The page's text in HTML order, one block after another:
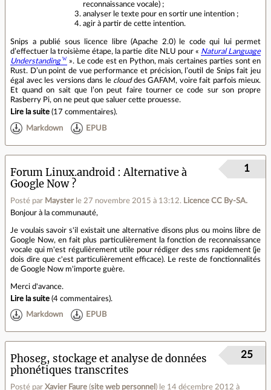
reconnaissance vocale) ;
analyser le texte pour en sortir une intention ;
agir à partir de cette intention.
Snips a publié sous licence libre (Apache 2.0) le code qui lui permet
d’effectuer la troisième étape, la partie dite NLU pour « Natural Language
Understanding
». Le code est en Python, mais certaines parties sont en
Rust. D’un point de vue performance et précision, l’outil de Snips fait jeu
égal avec les versions dans le clouddes GAFAM, voire fait parfois mieux.
Et quand on sait que l’on peut faire tourner ce code sur son propre
Rasberry Pi, on ne peut que saluer cette prouesse.
Lire la suite (17 commentaires).
Markdown EPUB
Forum Linux.android
Alternative à
Google Now ?
Posté par Mayster le 27 novembre 2015 à 13:12. Licence CC By‑SA.
1
Bonjour à la communauté,
Je voulais savoir s'il existait une alternative disons plus ou moins libre de
Google Now, en fait plus particulièrement la fonction de reconnaissance
vocale qui m'est régulièrement utile pour rédiger des sms rapidement (je
dois dire que c'est particulièrement efficace). Le reste de fonctionnalités
de Google Now m'importe guère.
Merci d'avance.
Lire la suite (4 commentaires).
Markdown EPUB
Phoseg, stockage et analyse de données
phonétiques transcrites
Posté par Xavier Faure (site web personnel ) le 14 décembre 2012 à
25